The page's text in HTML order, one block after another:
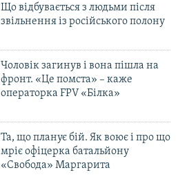
Що відбувається з людьми після
звільнення із російського полону
Чоловік загинув і вона пішла на
фронт. «Це помста» – каже
операторка FPV «Білка»
Та, що планує бій. Як воює і про що
мріє офіцерка батальйону
«Свобода» Маргарита